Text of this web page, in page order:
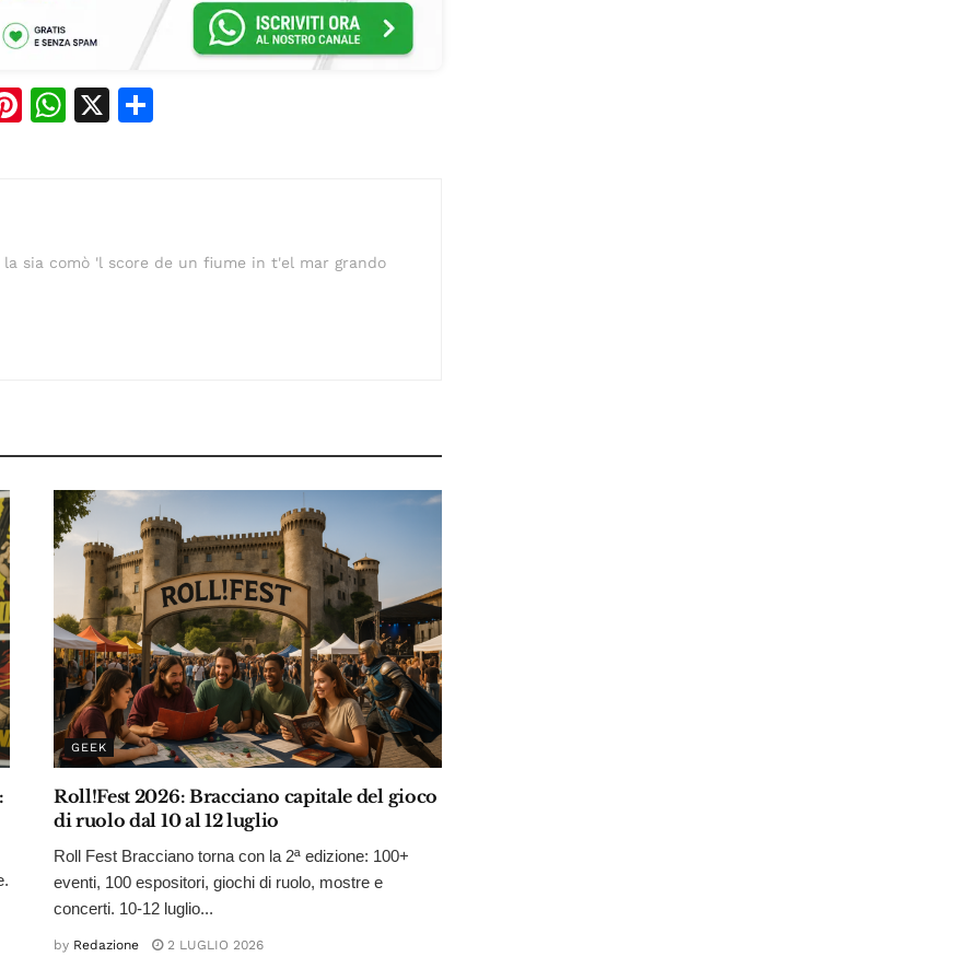
Pi W
A
p
X
di
la sia comò 'l score de un fiume in t'el mar grando
GEEK
Roll!Fest 2026: Bracciano capitale del gioco
di ruolo dal 10 al 12 luglio
Roll Fest Bracciano torna con la 2ª edizione: 100+
eventi, 100 espositori, giochi di ruolo, mostre e
concerti. 10-12 luglio...
by Redazione 2 LUGLIO 2026